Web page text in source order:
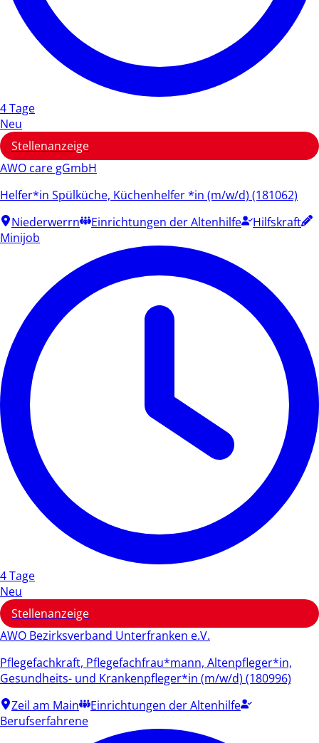
4 Tage
Neu
Stellenanzeige
AWO care gGmbH
Helfer*in Spülküche, Küchenhelfer *in (m/w/d) (181062)
Niederwerrn
Einrichtungen der Altenhilfe
Hilfskraft
Minijob
4 Tage
Neu
Stellenanzeige
AWO Bezirksverband Unterfranken e.V.
Pflegefachkraft, Pflegefachfrau*mann, Altenpfleger*in,
Gesundheits- und Krankenpfleger*in (m/w/d) (180996)
Zeil am Main
Einrichtungen der Altenhilfe
Berufserfahrene